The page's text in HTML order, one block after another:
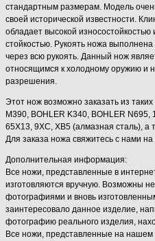
стандартным размерам. Модель
своей исторической известности.
обладает высокой
стойкостью. Рукоять ножа
через всю рукоять. Данный нож
относящимся к холодному оружию и
разрешения.
Этот нож возможно заказать из
M390, BOHLER K340, BOHLER
65Х13, 9ХС, ХВ5 (алмазная сталь), а
Для заказа ножа свяжитесь с нами
Дополнительная информация:
Все ножи, представленные в
изготовляются вручную. Возможны
фотографиями и вновь
заинтересовало данное изделие,
фотографию реального изделия,
Все ножи, представленные на нашем